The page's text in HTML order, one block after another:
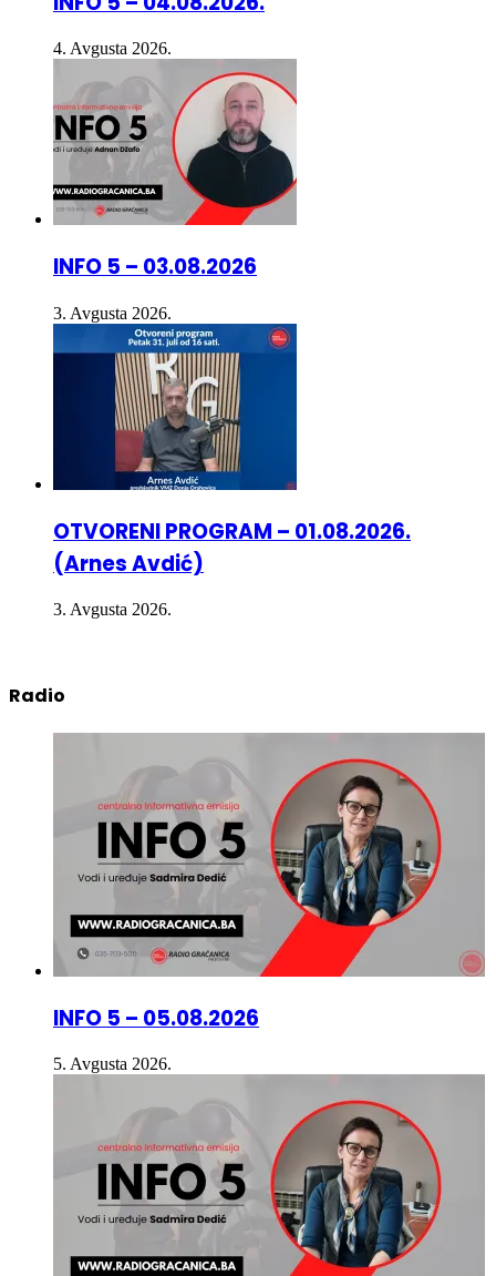
4. Avgusta 2026.
INFO 5 – 03.08.2026
3. Avgusta 2026.
OTVORENI PROGRAM – 01.08.2026.
(Arnes Avdić)
3. Avgusta 2026.
INFO 5 – 05.08.2026
5. Avgusta 2026.